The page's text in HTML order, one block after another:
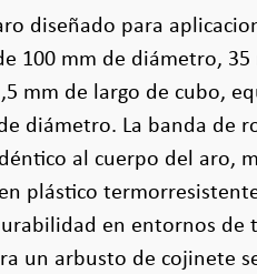
diseñado para
100 mm de diámetro, 35
mm de largo de cubo,
diámetro. La banda de
al cuerpo del aro,
plástico
en entornos de
un arbusto de cojinete